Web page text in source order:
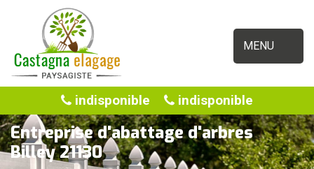
MENU
indisponible indisponible
Entreprise d'abattage d'arbres
Billey 21130